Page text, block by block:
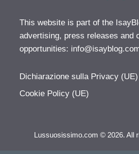
This website is part of the
advertising, press releases and
opportunities:
Dichiarazione sulla Privacy (UE)
Cookie Policy (UE)
Lussuosissimo.com © 2026. All